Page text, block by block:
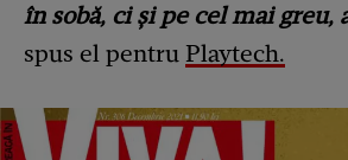
în sobă, ci și pe cel mai greu,
spus el pentru Playtech.